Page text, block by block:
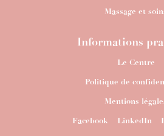
Massage et
Informations
Le Centre
Politique de
Mentions
Facebook – LinkedIn –